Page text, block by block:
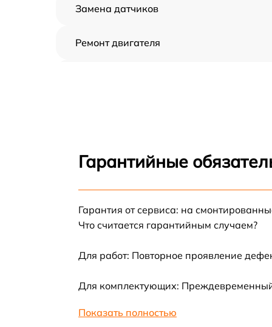
Замена датчиков
Ремонт двигателя
Замена материнской платы
Профилактическая чистка
Ремонт материнской платы
Очистка датчиков
Гарантийные
Гарантия от сервиса: на
Что считается гарантийным случаем?
Для работ: Повторное проявление
Для комплектующих: Преждевременный
Показать полностью